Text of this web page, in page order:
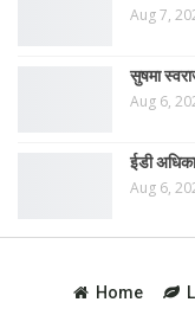
Aug 7,
सुषमा
Aug 6,
ईडी
Aug 6,
Home